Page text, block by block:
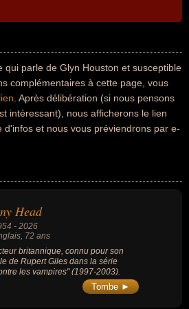
qui parle de Glyn Houston et susceptible
complémentaires à cette page, vous
. Après délibération (si nous pensons
intéressant), nous afficherons le lien
d'infos et nous vous préviendrons par e-
Head
- 2026
, 72 ans
britannique, connu pour son
de Rupert Giles dans la série
les vampires" (1997-2003).
Tombe ►